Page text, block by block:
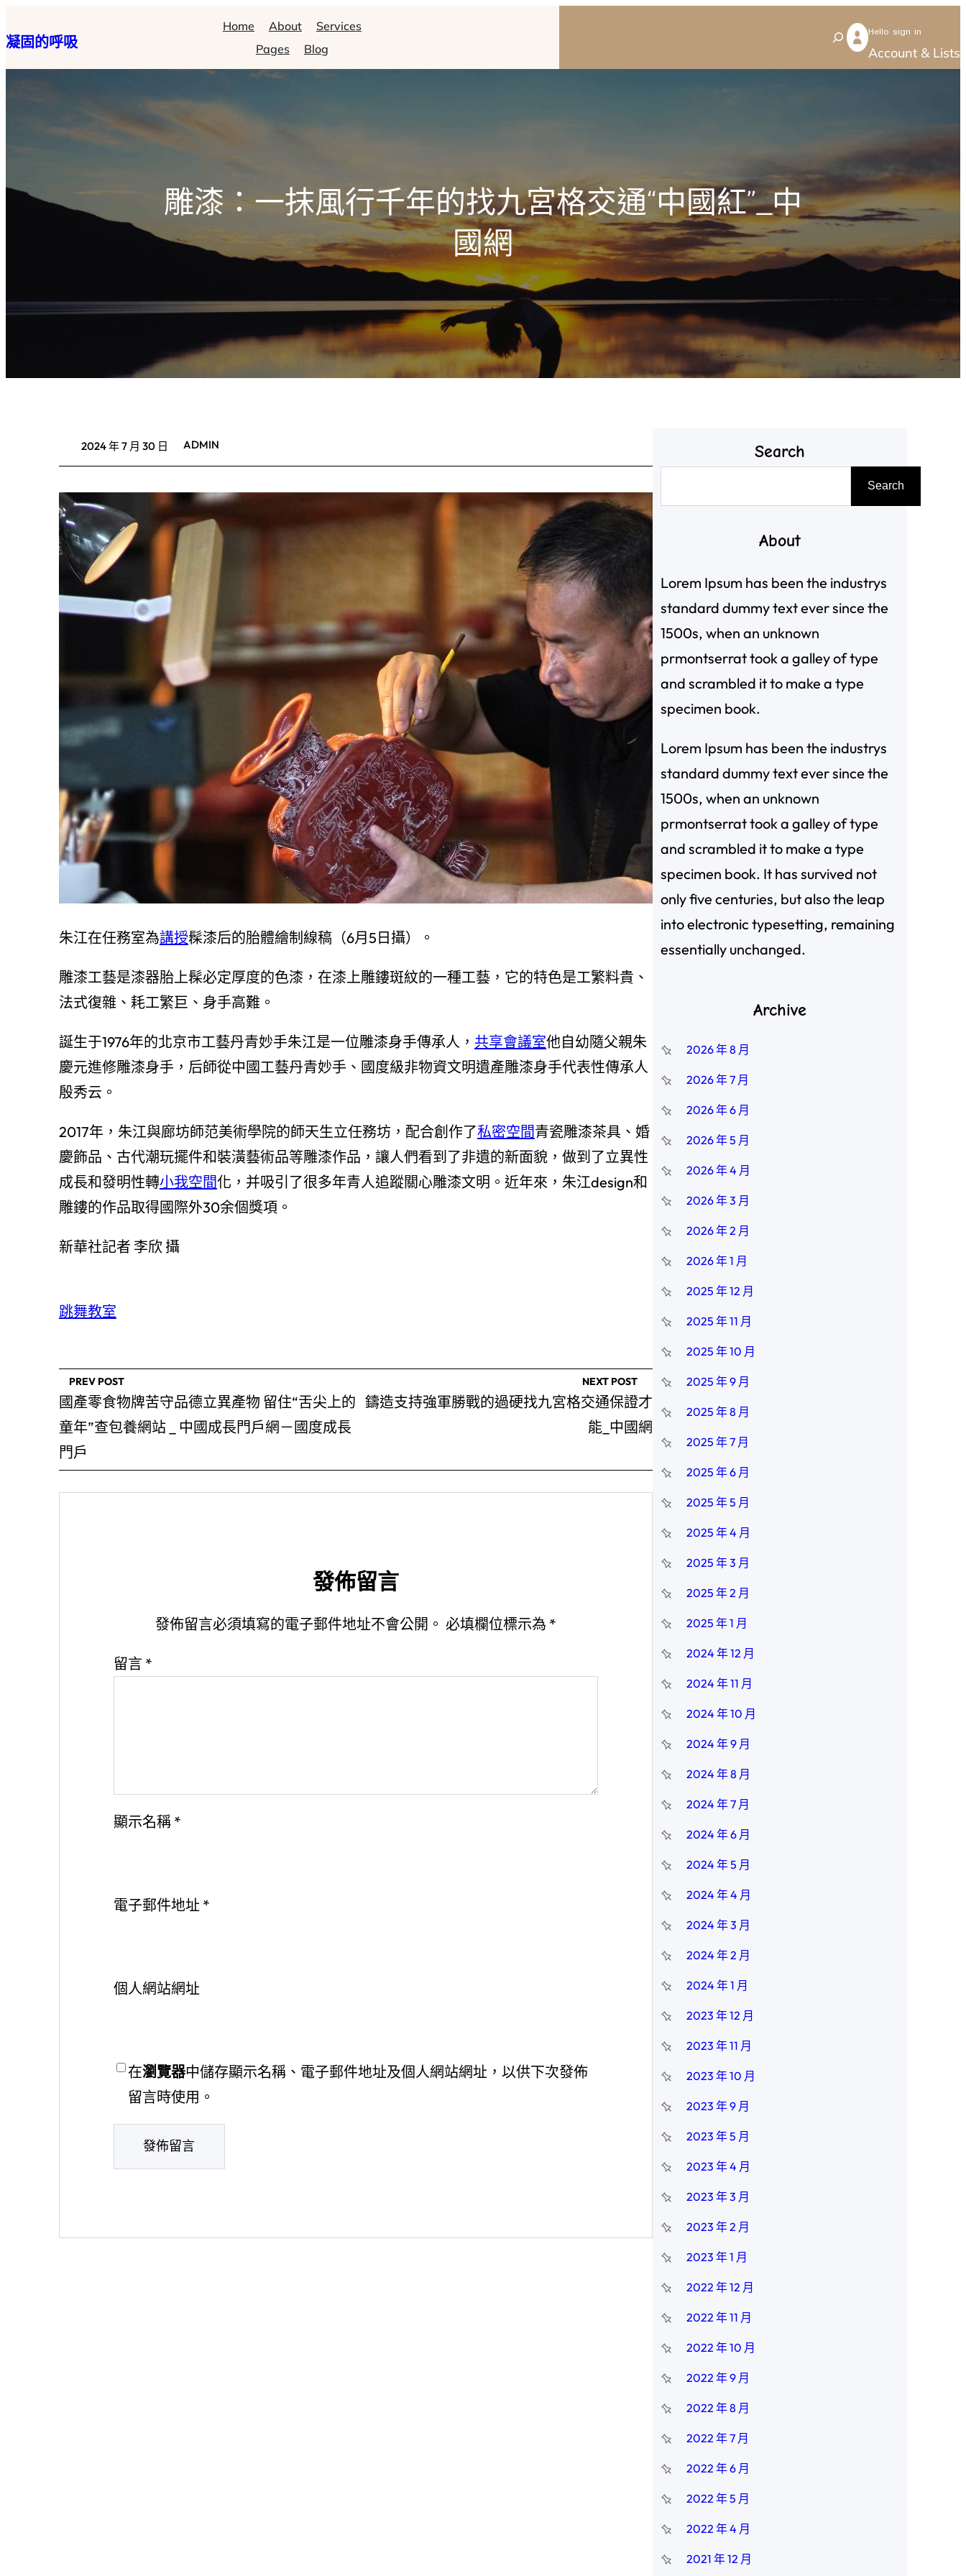
至
主
凝固的呼吸
Home About
Services
Pages
Blog
S
e
Hello sign in
Account & Lists
雕漆：一抹風行千年的找九宮格交通“中國紅”_中
國網
2024 年 7 月 30 日 ADMIN
朱江在任務室為講授髹漆后的胎體繪制線稿（6月5日攝）。
雕漆工藝是漆器胎上髹必定厚度的色漆，在漆上雕鏤斑紋的一種工藝，它的特色是工繁料貴、
法式復雜、耗工繁巨、身手高難。
誕生于1976年的北京市工藝丹青妙手朱江是一位雕漆身手傳承人， 共享會議室他自幼隨父親朱
慶元進修雕漆身手，后師從中國工藝丹青妙手、國度級非物資文明遺產雕漆身手代表性傳承人
殷秀云。
2017年，朱江與廊坊師范美術學院的師天生立任務坊，配合創作了私密空間青瓷雕漆茶具、婚
慶飾品、古代潮玩擺件和裝潢藝術品等雕漆作品，讓人們看到了非遺的新面貌，做到了立異性
成長和發明性轉小我空間化，并吸引了很多年青人追蹤關心雕漆文明。近年來，朱江design和
雕鏤的作品取得國際外30余個獎項。
新華社記者 李欣 攝
跳舞教室
PREV POST
國產零食物牌苦守品德立異產物 留住“舌尖上的
童年”查包養網站 _ 中國成長門戶網－國度成長
門戶
NEXT POST
鑄造支持強軍勝戰的過硬找九宮格交通保證才
能_中國網
發佈留言
發佈留言必須填寫的電子郵件地址不會公開。 必填欄位標示為 *
留言 *
顯示名稱 *
電子郵件地址 *
個人網站網址
在瀏覽器中儲存顯示名稱、電子郵件地址及個人網站網址，以供下次發佈
留言時使用。
Search
尋
Search
About
Lorem Ipsum has been the industrys
standard dummy text ever since the
1500s, when an unknown
prmontserrat took a galley of type
and scrambled it to make a type
specimen book.
Lorem Ipsum has been the industrys
standard dummy text ever since the
1500s, when an unknown
prmontserrat took a galley of type
and scrambled it to make a type
specimen book. It has survived not
only five centuries, but also the leap
into electronic typesetting, remaining
essentially unchanged.
Archive
2026 年 8 月
2026 年 7 月
2026 年 6 月
2026 年 5 月
2026 年 4 月
2026 年 3 月
2026 年 2 月
2026 年 1 月
2025 年 12 月
2025 年 11 月
2025 年 10 月
2025 年 9 月
2025 年 8 月
2025 年 7 月
2025 年 6 月
2025 年 5 月
2025 年 4 月
2025 年 3 月
2025 年 2 月
2025 年 1 月
2024 年 12 月
2024 年 11 月
2024 年 10 月
2024 年 9 月
2024 年 8 月
2024 年 7 月
2024 年 6 月
2024 年 5 月
2024 年 4 月
2024 年 3 月
2024 年 2 月
2024 年 1 月
2023 年 12 月
2023 年 11 月
2023 年 10 月
2023 年 9 月
2023 年 5 月
2023 年 4 月
2023 年 3 月
2023 年 2 月
2023 年 1 月
2022 年 12 月
2022 年 11 月
2022 年 10 月
2022 年 9 月
2022 年 8 月
2022 年 7 月
2022 年 6 月
2022 年 5 月
2022 年 4 月
2021 年 12 月